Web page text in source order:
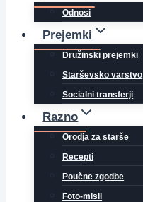
Odnosi
Prejemki
Družinski prejemki
Starševsko varstvo
Socialni transferji
Razno
Orodja za starše
Recepti
Poučne zgodbe
Foto-misli